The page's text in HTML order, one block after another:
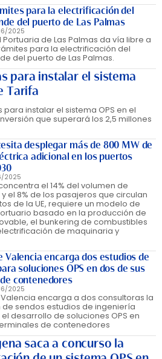
para la electrificación del
del puerto de Las Palmas
2025
Portuaria de Las Palmas da vía libre a
para la electrificación del
del puerto de Las Palmas.
para instalar el sistema
Tarifa
instalar el sistema OPS en el
que superará los 2,5 millones
desplegar más de 800 MW de
adicional en los puertos
2025
el 14% del volumen de
el 8% de los pasajeros que circulan
de la UE, requiere un modelo de
basado en la producción de
el bunkering de combustibles
de maquinaria y
Valencia encarga dos estudios de
soluciones OPS en dos de sus
contenedores
2025
encarga a dos consultoras la
sendos estudios de ingeniería
desarrollo de soluciones OPS en
de contenedores
saca a concurso la